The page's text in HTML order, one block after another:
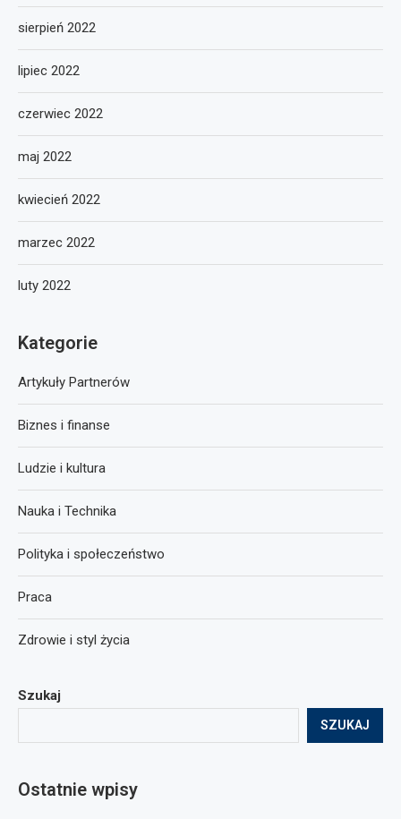
Szukaj
SZUKAJ
Ostatnie wpisy
sierpień 2022
lipiec 2022
czerwiec 2022
maj 2022
kwiecień 2022
marzec 2022
luty 2022
Kategorie
Artykuły Partnerów
Biznes i finanse
Ludzie i kultura
Nauka i Technika
Polityka i społeczeństwo
Praca
Zdrowie i styl życia